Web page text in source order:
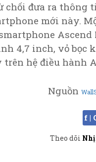
chối đưa ra thông
mới này.
Ascend
4,7 inch, vỏ bọc
trên hệ điều hành
Nguồn
f |
Theo dõi